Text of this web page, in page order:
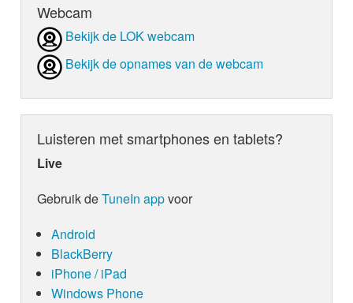
Webcam
Bekijk de LOK webcam
Bekijk de opnames van de webcam
Luisteren met smartphones en tablets?
Live
Gebruik deTuneIn appvoor
Android
BlackBerry
iPhone / iPad
Windows Phone